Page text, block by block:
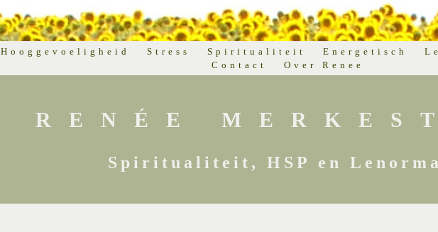
Hooggevoeligheid Stress Spiritualiteit Energetisch
Contact
Over Renee
RENÉE
Spiritualiteit, HSP en